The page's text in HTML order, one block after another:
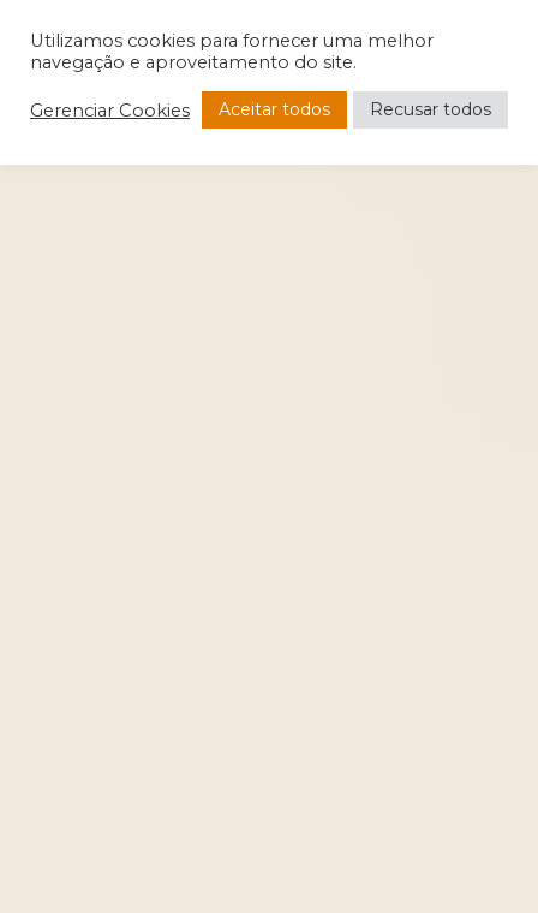
Utilizamos cookies para fornecer uma melhor
navegação e aproveitamento do site.
Gerenciar Cookies Aceitar todos Recusar todos